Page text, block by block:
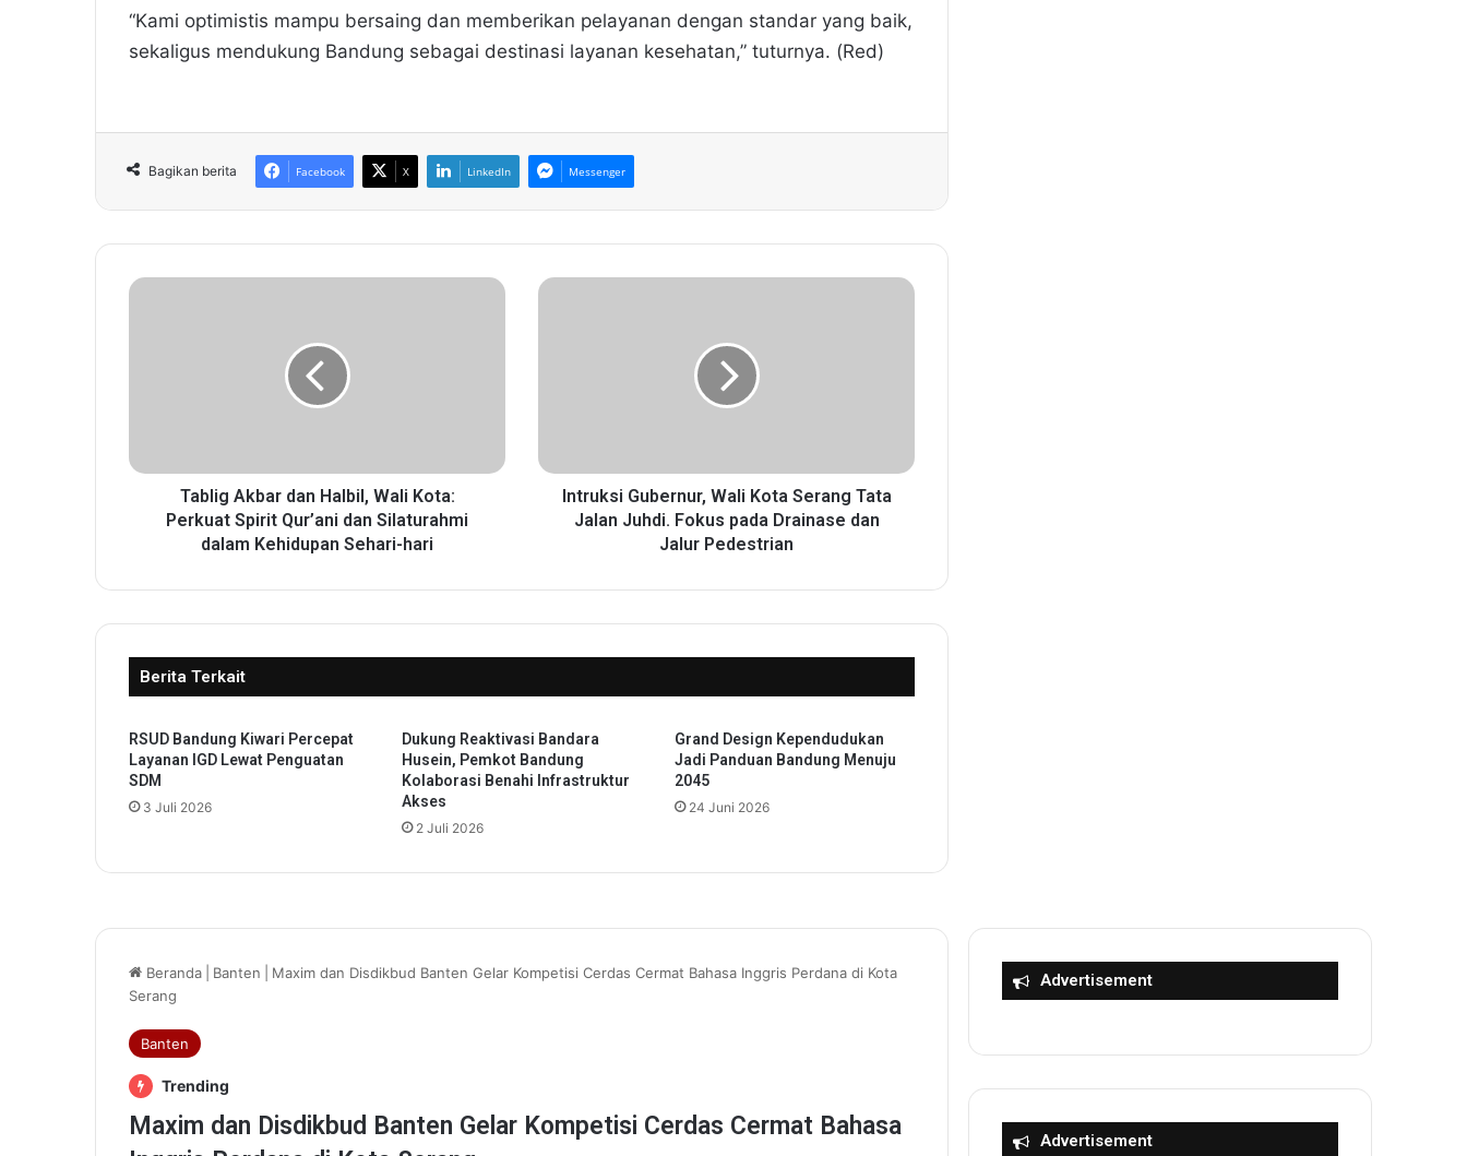
“Kami optimistis mampu bersaing dan memberikan pelayanan dengan standar yang baik,
sekaligus mendukung Bandung sebagai destinasi layanan kesehatan,” tuturnya. (Red)
Bagikan berita Facebook X LinkedIn Messenger
T
b
n
l
i
,
W
l
a
P
e
k
a
t
S
Tablig Akbar dan Halbil, Wali Kota:
Perkuat Spirit Qur’ani dan Silaturahmi
dalam Kehidupan Sehari-hari
I
G
n
,
a
i
K
a
g
a
l
Intruksi Gubernur, Wali Kota Serang Tata
Jalan Juhdi. Fokus pada Drainase dan
Jalur Pedestrian
Berita Terkait
RSUD Bandung Kiwari Percepat
Layanan IGD Lewat Penguatan
SDM
3 Juli 2026
Dukung Reaktivasi Bandara
Husein, Pemkot Bandung
Kolaborasi Benahi Infrastruktur
Akses
2 Juli 2026
Grand Design Kependudukan
Jadi Panduan Bandung Menuju
2045
24 Juni 2026